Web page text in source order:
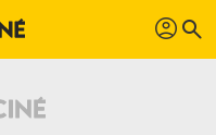
profil search